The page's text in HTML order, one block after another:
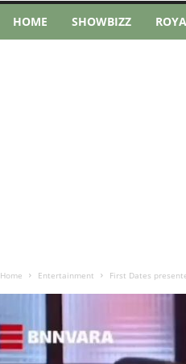
HOME SHOWBIZZ
Home Entertainment First Dates